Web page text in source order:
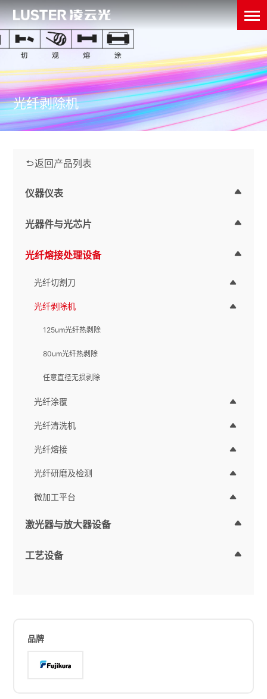
光纤剥除机
返回产品列表
仪器仪表
光器件与光芯片
光纤熔接处理设备
光纤切割刀
光纤剥除机
125um光纤热剥除
80um光纤热剥除
任意直径无损剥除
光纤涂覆
光纤清洗机
光纤熔接
光纤研磨及检测
微加工平台
激光器与放大器设备
工艺设备
品牌